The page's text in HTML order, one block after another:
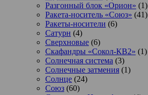
Разгонный блок «Орион» (1)
Ракета-носитель «Союз» (41)
Ракеты-носители (6)
Сатурн (4)
Сверхновые (6)
Скафандры «Сокол-КВ2» (1)
Солнечная система (3)
Солнечные затмения (1)
Солнце (24)
Союз (60)